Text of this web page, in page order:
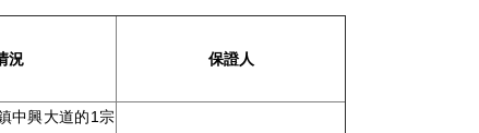
況 保證人
中興大道的1宗